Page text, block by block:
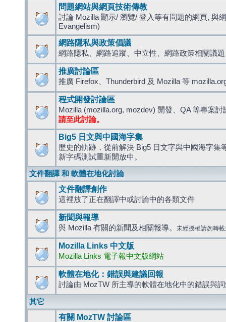
問題網站與網頁技術傳教
討論 Mozilla 顯示/ 瀏覽/ 登入等有問題的網頁, 與
Evangelism)
網路隱私與政策倡議
網路隱私、網路追蹤、中立性、網路政策相關議題
推廣討論區
推廣 Firefox、Thunderbird 及 Mozilla 等
程式開發討論區
Mozilla (mozilla.org, mozdev) 開發、QA 等專案討
請至此討論。
Big5 日文與中國海字集
歷史的軌跡，從前解決 Big5 日文字與中國海字集
新字碼測試重新開放中。
文件翻譯 和 軟體在地化討論
文件翻譯創作
這裡放了正在翻譯中或討論中的各類文件
新聞與報導
與 Mozilla 有關的新聞及相關報導。 未經授權請勿轉
Mozilla Links 中文版
Mozilla Links 電子報中文版網站
軟體在地化：錯誤與建議回報
討論由 MozTW 所主導的軟體在地化中的錯誤與
其它
有關 MozTW 討論區